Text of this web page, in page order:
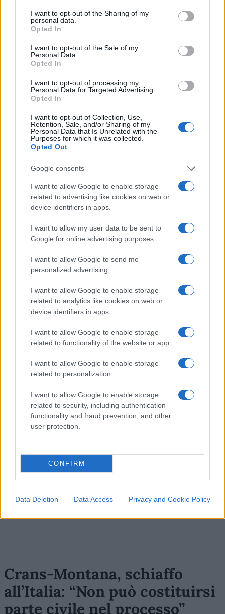
I want to opt-out of the Sharing of my
personal data.
Opted In
I want to opt-out of the Sale of my
Personal Data.
Opted In
I want to opt-out of processing my
Personal Data for Targeted Advertising.
Opted In
I want to opt-out of Collection, Use,
Retention, Sale, and/or Sharing of my
Personal Data that Is Unrelated with the
Purposes for which it was collected.
Opted Out
Google consents
I want to allow Google to enable storage
related to advertising like cookies on web or
device identifiers in apps.
I want to allow my user data to be sent to
Google for online advertising purposes.
I want to allow Google to send me
personalized advertising.
I want to allow Google to enable storage
related to analytics like cookies on web or
device identifiers in apps.
I want to allow Google to enable storage
related to functionality of the website or app.
I want to allow Google to enable storage
related to personalization.
I want to allow Google to enable storage
related to security, including authentication
functionality and fraud prevention, and other
user protection.
CONFIRM
Data Deletion Data Access Privacy and Cookie Policy
celebrazione con toni da tifo da stadio. Molto
spesso tutta l’attenzione è canalizzata in uno
tempo del confronto, piuttosto che dello scontro
per mettere finalmente al centro una nuova
visione del mondo, che metta alle spalle l’ormai
defunta polarizzazione fascismo-antifascismo. Voi
#SINISTRA
Leggi i commenti
Vai all'archivio delle vignette
Crans-Montana, schiaffo
all’Italia: “Non può costituirsi
parte civile nel processo”